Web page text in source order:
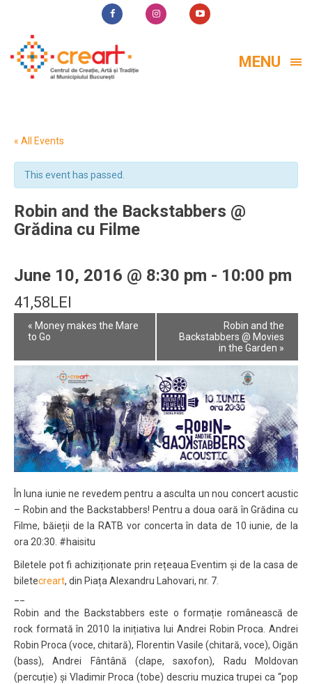
MENU
« All Events
This event has passed.
Robin and the Backstabbers @
Grădina cu Filme
June 10, 2016 @ 8:30 pm - 10:00 pm
41,58LEI
Event
Navigation
« Money makes the Mare
to Go
Robin and the
Backstabbers @ Movies
in the Garden »
În luna iunie ne revedem pentru a asculta un nou concert acustic
– Robin and the Backstabbers! Pentru a doua oară în Grădina cu
Filme, băieții de la RATB vor concerta în data de 10 iunie, de la
ora 20:30. #haisitu
Biletele pot fi achiziționate prin rețeaua Eventim și de la casa de
biletecreart, din Piața Alexandru Lahovari, nr. 7.
Robin and the Backstabbers este o formație românească de
rock formată în 2010 la inițiativa lui Andrei Robin Proca. Andrei
Robin Proca (voce, chitară), Florentin Vasile (chitară, voce), Oigăn
(bass), Andrei Fântână (clape, saxofon), Radu Moldovan
(percuție) și Vladimir Proca (tobe) descriu muzica trupei ca “pop